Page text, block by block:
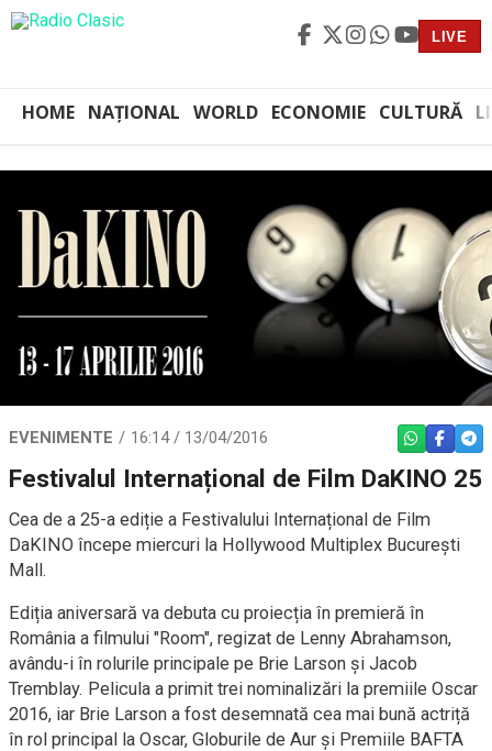
LIVE
HOME NAȚIONAL WORLD ECONOMIE CULTURĂ
EVENIMENTE 16:14 / 13/04/2016 WHATSAPP
Festivalul Internațional de Film DaKINO 25
Cea de a 25-a ediție a Festivalului Internațional de Film
DaKINO începe miercuri la Hollywood Multiplex București
Mall.
Ediția aniversară va debuta cu proiecția în premieră în
România a filmului "Room", regizat de Lenny Abrahamson,
avându-i în rolurile principale pe Brie Larson și Jacob
Tremblay. Pelicula a primit trei nominalizări la premiile Oscar
2016, iar Brie Larson a fost desemnată cea mai bună actriță
în rol principal la Oscar, Globurile de Aur și Premiile BAFTA